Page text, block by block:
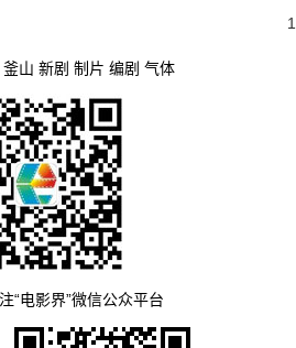
釜山 新剧 制片 编剧 气体
“电影界”微信公众平台